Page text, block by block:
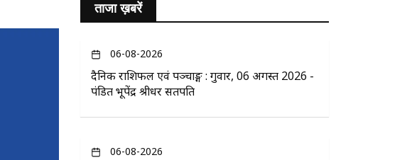
ताजा ख़बरें
06-08-2026
दैनिक राशिफल एवं पञ्चाङ्ग : गुरुवार, 06 अगस्त 2026 -
पंडित भूपेंद्र श्रीधर सतपति
06-08-2026